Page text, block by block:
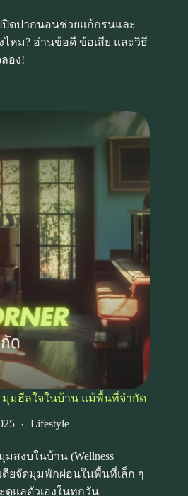
ปิดปากนอนช่วยแก้กรนและ
หม? อ่านข้อดี ข้อเสีย และวิธี
อง!
มุมฮีลใจในบ้าน แม้พื้นที่จำกัด
Lifestyle
สงบในบ้าน (Wellness
ดียจัดมุมพักผ่อนในพื้นที่เล็ก ๆ
ดูแลตัวเองในทุกวัน